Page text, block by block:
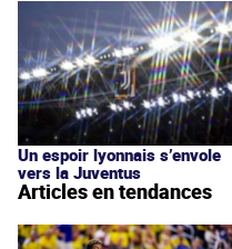
Un espoir lyonnais s’envole
vers la Juventus
Articles en tendances